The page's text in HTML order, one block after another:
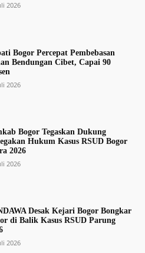
2026
Bogor Percepat Pembebasan
Bendungan Cibet, Capai 90
2026
Bogor Tegaskan Dukung
Hukum Kasus RSUD Bogor
2026
2026
Desak Kejari Bogor Bongkar
di Balik Kasus RSUD Parung
2026